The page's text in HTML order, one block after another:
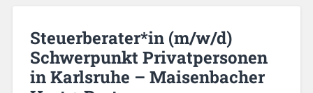
Steuerberater*in (m/w/d)
Schwerpunkt Privatpersonen
in Karlsruhe – Maisenbacher